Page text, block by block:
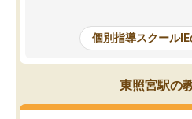
IEに通っていたおかげで学校の
はほとんど100点以外は取らなか
が、カリキュラムも指導内容も
りしていたのにも関わらず私立中
験では結果を残せず非常に申し訳
った。
個別指導スクール
東照宮駅の